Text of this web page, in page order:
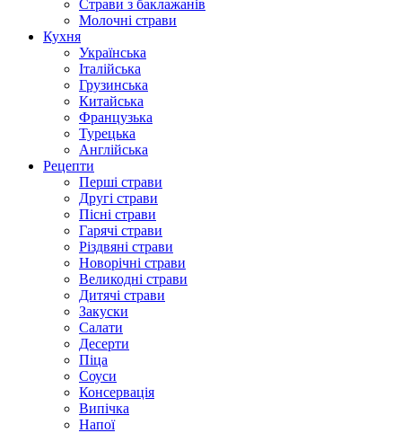
Страви з баклажанів
Молочні страви
Кухня
Українська
Італійська
Грузинська
Китайська
Французька
Турецька
Англійська
Рецепти
Перші страви
Другі страви
Пісні страви
Гарячі страви
Різдвяні страви
Новорічні страви
Великодні страви
Дитячі страви
Закуски
Салати
Десерти
Піца
Соуси
Консервація
Випічка
Напої